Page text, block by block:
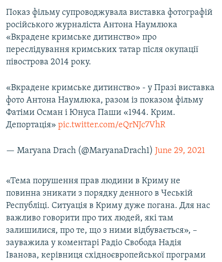
Показ фільму супроводжувала виставка фотографій
російського журналіста Антона Наумлюка
«Вкрадене кримське дитинство» про
переслідування кримських татар після окупації
півострова 2014 року.
«Вкрадене кримське дитинство» - у Празі виставка
фото Антона Наумлюка, разом із показом фільму
Фатіми Осман і Юнуса Паши «1944. Крим.
Депортація» pic.twitter.com/eQrNJc7VhR
— Maryana Drach (@MaryanaDrach1) June 29, 2021
«Тема порушення прав людини в Криму не
повинна зникати з порядку денного в Чеській
Республіці. Ситуація в Криму дуже погана. Для нас
важливо говорити про тих людей, які там
залишилися, про те, що з ними відбувається», –
зауважила у коментарі Радіо Свобода Надія
Іванова, керівниця східноєвропейської програми